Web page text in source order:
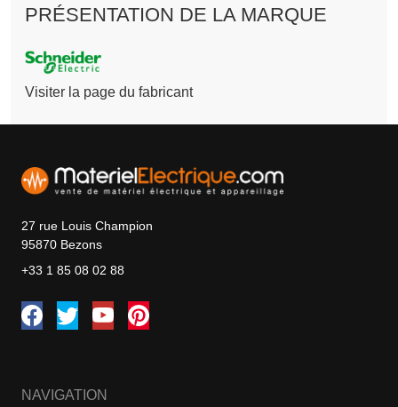
PRÉSENTATION DE LA MARQUE
Visiter la page du fabricant
27 rue Louis Champion
95870 Bezons
+33 1 85 08 02 88
NAVIGATION